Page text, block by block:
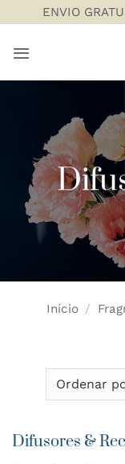
to
content
ENVIO
Início /
Difusores &